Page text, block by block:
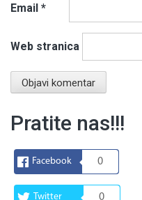
Email *
Web stranica
Pratite nas!!!
Facebook 0
Twitter 0